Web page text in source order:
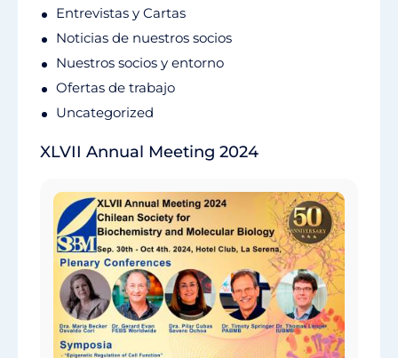
Entrevistas y Cartas
Noticias de nuestros socios
Nuestros socios y entorno
Ofertas de trabajo
Uncategorized
XLVII Annual Meeting 2024